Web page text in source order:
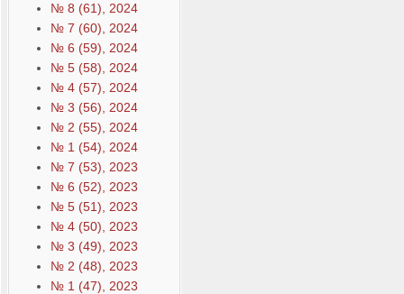
№ 8 (61), 2024
№ 7 (60), 2024
№ 6 (59), 2024
№ 5 (58), 2024
№ 4 (57), 2024
№ 3 (56), 2024
№ 2 (55), 2024
№ 1 (54), 2024
№ 7 (53), 2023
№ 6 (52), 2023
№ 5 (51), 2023
№ 4 (50), 2023
№ 3 (49), 2023
№ 2 (48), 2023
№ 1 (47), 2023